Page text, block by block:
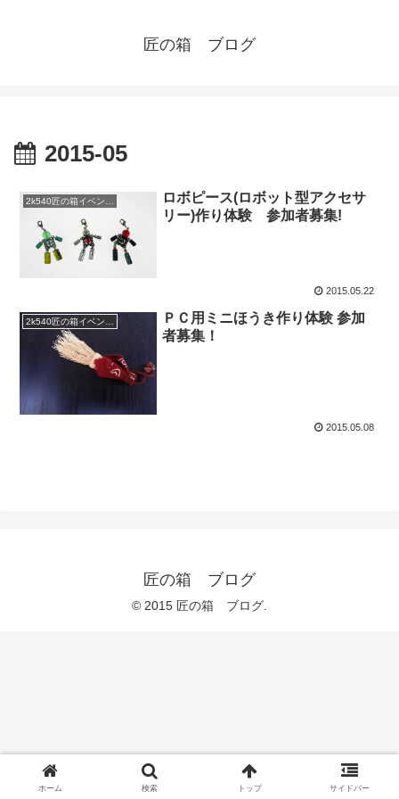
匠の箱 ブログ
2015-05
ロボピース(ロボット型アクセサ
リー)作り体験 参加者募集!
2015.05.22
2k540匠の箱イベント情報
ＰＣ用ミニほうき作り体験 参加
者募集！
2015.05.08
匠の箱 ブログ
© 2015 匠の箱 ブログ.
ホーム 検索 トップ サイドバー